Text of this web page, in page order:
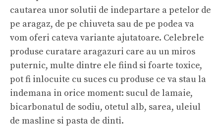
cautarea unor solutii de indepartare a petelor de
pe aragaz, de pe chiuveta sau de pe podea va
vom oferi cateva variante ajutatoare. Celebrele
produse curatare aragazuri care au un miros
puternic, multe dintre ele fiind si foarte toxice,
pot fi inlocuite cu suces cu produse ce va stau la
indemana in orice moment: sucul de lamaie,
bicarbonatul de sodiu, otetul alb, sarea, uleiul
de masline si pasta de dinti.